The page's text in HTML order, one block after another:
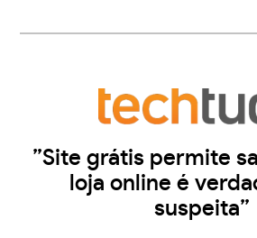
”Site grátis permite
loja online é
suspeita”